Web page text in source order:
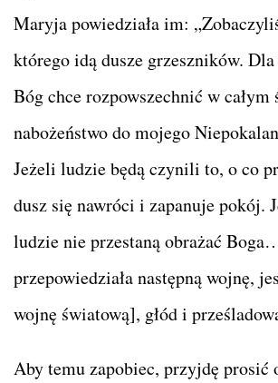
Maryja powiedziała im:
którego idą dusze grzeszników.
Bóg chce rozpowszechnić w całym
nabożeństwo do mojego
Jeżeli ludzie będą czynili to, o co
dusz się nawróci i zapanuje pokój.
ludzie nie przestaną obrażać
przepowiedziała następną wojnę,
wojnę światową], głód i
Aby temu zapobiec, przyjdę prosić